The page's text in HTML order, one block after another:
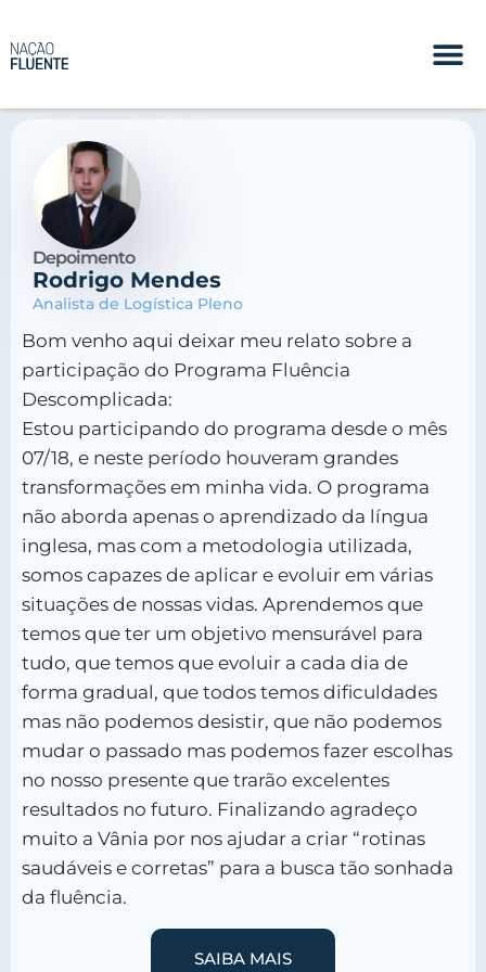
Depoimento
Rodrigo Mendes
Analista de Logística Pleno
Bom venho aqui deixar meu relato sobre a
participação do Programa Fluência
Descomplicada:
Estou participando do programa desde o mês
07/18, e neste período houveram grandes
transformações em minha vida. O programa
não aborda apenas o aprendizado da língua
inglesa, mas com a metodologia utilizada,
somos capazes de aplicar e evoluir em várias
situações de nossas vidas. Aprendemos que
temos que ter um objetivo mensurável para
tudo, que temos que evoluir a cada dia de
forma gradual, que todos temos dificuldades
mas não podemos desistir, que não podemos
mudar o passado mas podemos fazer escolhas
no nosso presente que trarão excelentes
resultados no futuro. Finalizando agradeço
muito a Vânia por nos ajudar a criar “rotinas
saudáveis e corretas” para a busca tão sonhada
da fluência.
SAIBA MAIS